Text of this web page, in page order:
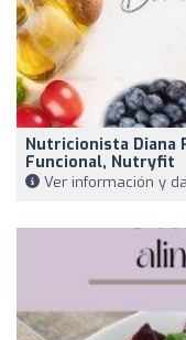
Nutricionista Diana
Funcional, Nutryfit
Ver información y